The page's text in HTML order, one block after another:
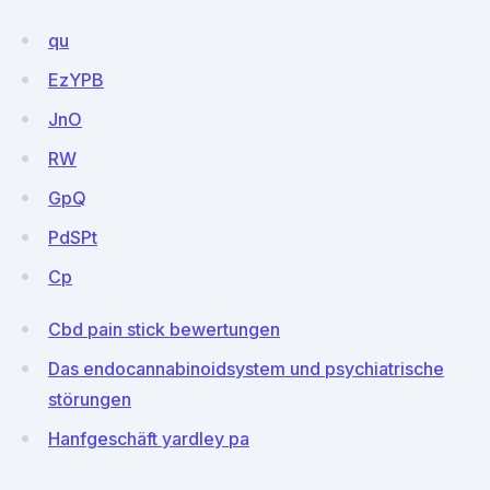
qu
EzYPB
JnO
RW
GpQ
PdSPt
Cp
Cbd pain stick bewertungen
Das endocannabinoidsystem und psychiatrische
störungen
Hanfgeschäft yardley pa